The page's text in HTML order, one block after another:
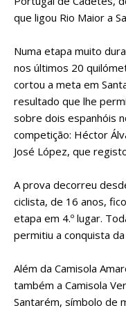
que ligou Rio Maior a
Numa etapa muito
nos últimos 20
cortou a meta em
resultado que lhe
sobre dois espanhóis
competição: Héctor
José López, que
A prova decorreu
ciclista, de 16 anos,
etapa em 4.º lugar.
permitiu a conquista
Além da Camisola
também a Camisola
Santarém, símbolo de